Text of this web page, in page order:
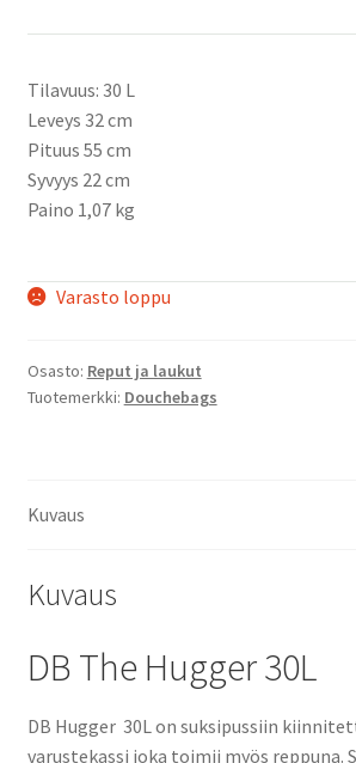
Tilavuus: 30 L
Leveys 32 cm
Pituus 55 cm
Syvyys 22 cm
Paino 1,07 kg
Varasto loppu
Osasto: Reput ja laukut
Tuotemerkki: Douchebags
Kuvaus
Kuvaus
DB The Hugger 30L
DB Hugger 30L on suksipussiin
varustekassi joka toimii myös reppuna.